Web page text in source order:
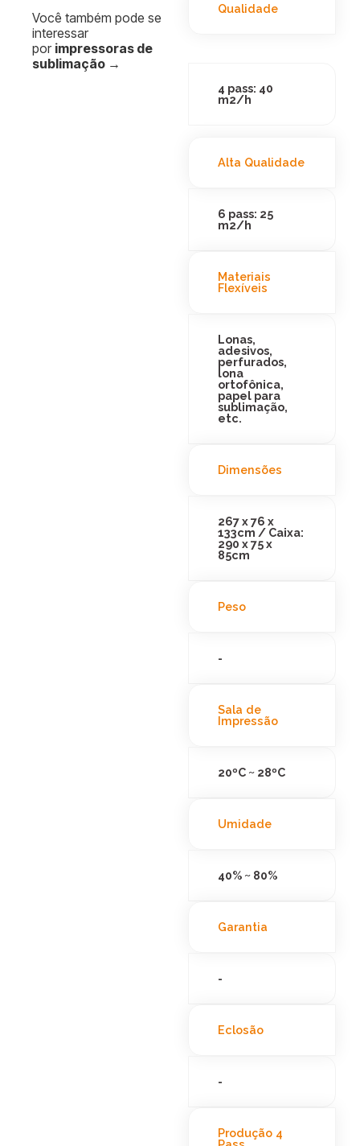
Você também pode se
interessar
por impressoras de
sublimação →
Qualidade
4 pass: 40
m2/h
Alta Qualidade
6 pass: 25
m2/h
Materiais
Flexíveis
Lonas,
adesivos,
perfurados,
lona
ortofônica,
papel para
sublimação,
etc.
Dimensões
267 x 76 x
133cm / Caixa:
290 x 75 x
85cm
Peso
-
Sala de
Impressão
20ºC ~ 28ºC
Umidade
40% ~ 80%
Garantia
-
Eclosão
-
Produção 4